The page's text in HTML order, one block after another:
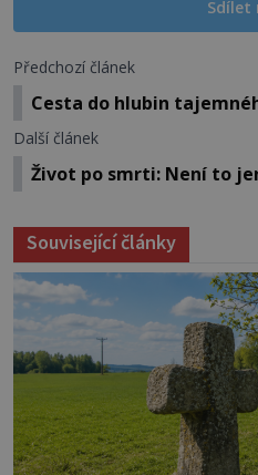
Sdílet
Předchozí článek
Cesta do hlubin
Další článek
Život po smrti: Není to
Související články